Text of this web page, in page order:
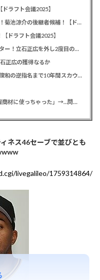
ラフト会議2025】
カープドラ3勝田成！近畿大163cmセカンド！菊池涼介の後継者候補！【ドラフト会議2025】
ドラフト会議2025】
カープドラ1平川蓮！187cmのスイッチヒッター！立石正広を外し2度目の重複も新井監督がクジを引き当てる！【ドラフト会議2025】
正広の獲得なるか
緒方孝市カープドラ3指名で青学出禁！澤﨑俊和の逆指名まで10年間スカウト出禁
【悲報】彼女「ごめん！俺くんの貯金、情報商材に使っちゃった」→…問い詰めたらギャン泣きされたんだが俺が悪いのか？
ネス46セーブで並びとも
livegalileo/1759314864/